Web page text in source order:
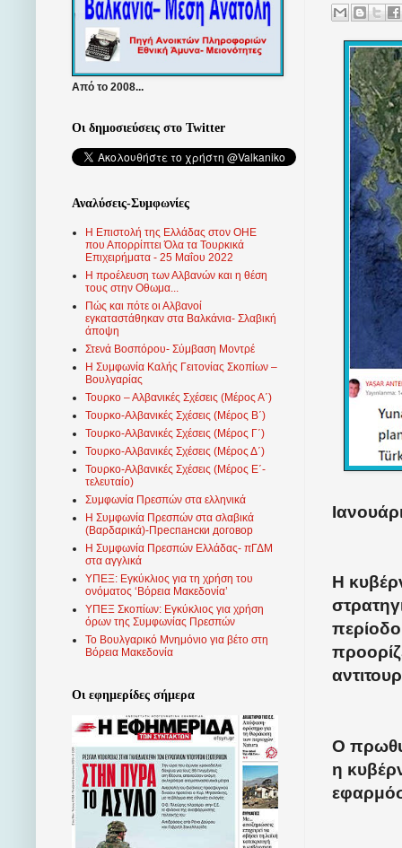
Η
Ο
η
Από το 2008...
Οι δημοσιεύσεις στο Twitter
Αναλύσεις-Συμφωνίες
Η Επιστολή της Ελλάδας στον ΟΗΕ
που Απορρίπτει Όλα τα Τουρκικά
Επιχειρήματα - 25 Μαΐου 2022
Η προέλευση των Αλβανών και η θέση
τους στην Οθωμα...
Πώς και πότε οι Αλβανοί
εγκαταστάθηκαν στα Βαλκάνια- Σλαβική
άποψη
Στενά Βοσπόρου- Σύμβαση Μοντρέ
Η Συμφωνία Καλής Γειτονίας Σκοπίων –
Βουλγαρίας
Τουρκο – Αλβανικές Σχέσεις (Mέρος Α΄)
Τουρκο-Αλβανικές Σχέσεις (Μέρος Β΄)
Τουρκο-Αλβανικές Σχέσεις (Μέρος Γ΄)
Τουρκο-Αλβανικές Σχέσεις (Μέρος Δ΄)
Τουρκο-Αλβανικές Σχέσεις (Μέρος Ε΄-
τελευταίο)
Συμφωνία Πρεσπών στα ελληνικά
Η Συμφωνία Πρεσπών στα σλαβικά
(Βαρδαρικά)-Преспански договор
Η Συμφωνία Πρεσπών Ελλάδας- πΓΔΜ
στα αγγλικά
ΥΠΕΞ: Εγκύκλιος για τη χρήση του
ονόματος ‘Βόρεια Μακεδονία’
ΥΠΕΞ Σκοπίων: Εγκύκλιος για χρήση
όρων της Συμφωνίας Πρεσπών
Το Βουλγαρικό Μνημόνιο για βέτο στη
Βόρεια Μακεδονία
Οι εφημερίδες σήμερα